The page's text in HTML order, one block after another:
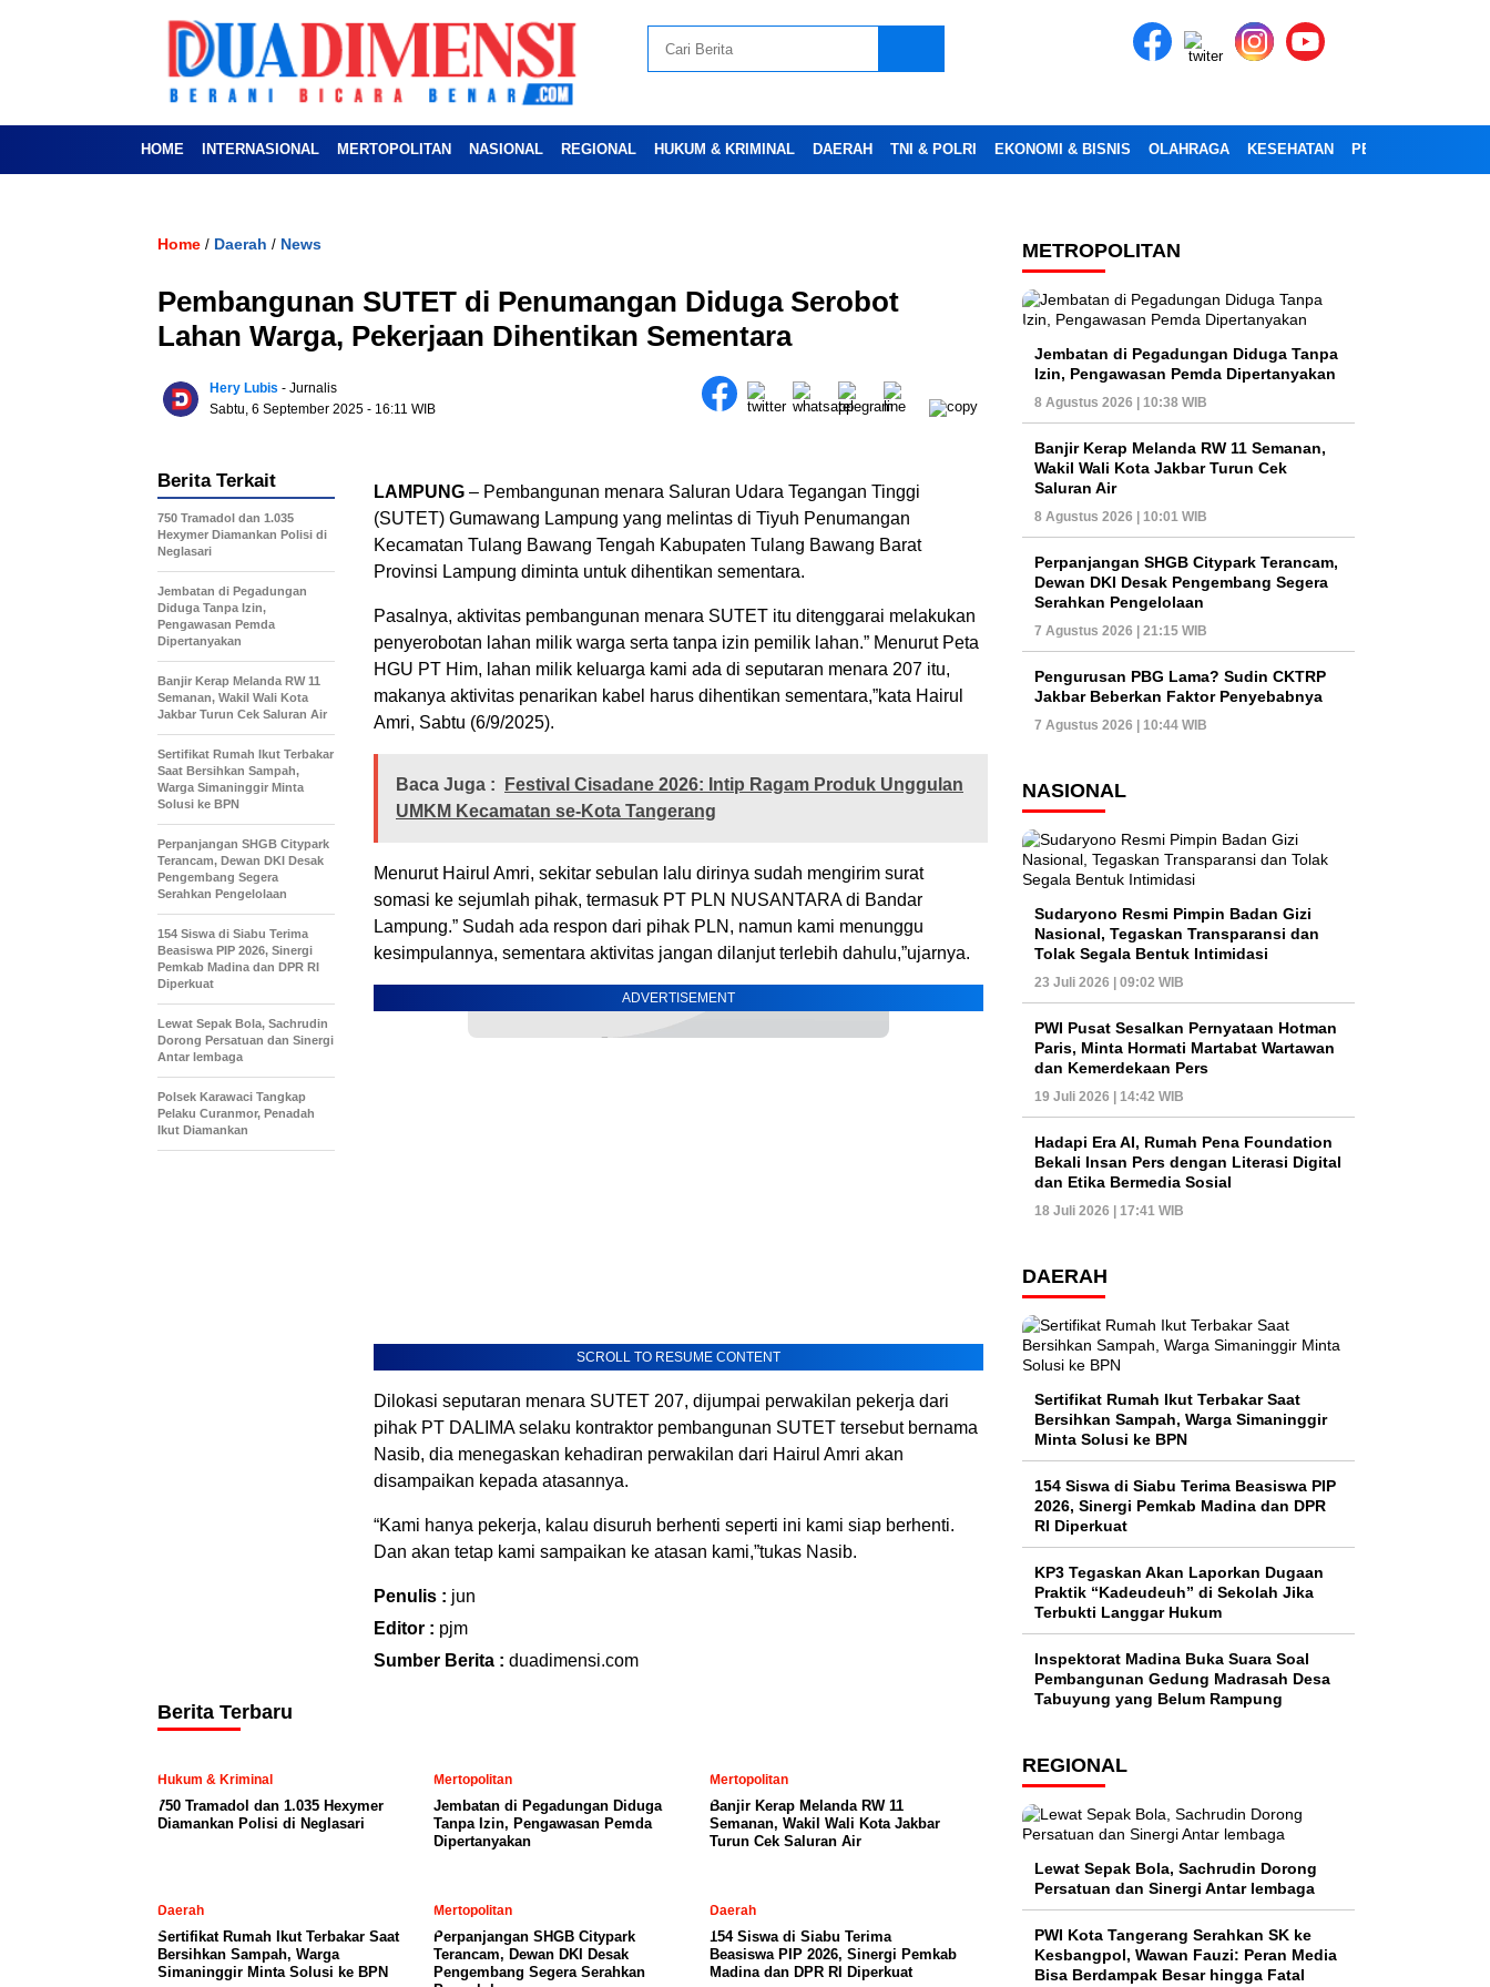
HOME INTERNASIONAL MERTOPOLITAN NASIONAL REGIONAL HUKUM & KRIMINAL DAERAH TNI & POLRI EKONOMI & BISNIS OLAHRAGA KESEHATAN PENDIDIKAN
Home / Daerah / News
Pembangunan SUTET di Penumangan Diduga Serobot
Lahan Warga, Pekerjaan Dihentikan Sementara
Hery Lubis - Jurnalis
Sabtu, 6 September 2025 - 16:11 WIB
LAMPUNG – Pembangunan menara Saluran Udara Tegangan Tinggi
(SUTET) Gumawang Lampung yang melintas di Tiyuh Penumangan
Kecamatan Tulang Bawang Tengah Kabupaten Tulang Bawang Barat
Provinsi Lampung diminta untuk dihentikan sementara.
Pasalnya, aktivitas pembangunan menara SUTET itu ditenggarai melakukan
penyerobotan lahan milik warga serta tanpa izin pemilik lahan.” Menurut Peta
HGU PT Him, lahan milik keluarga kami ada di seputaran menara 207 itu,
makanya aktivitas penarikan kabel harus dihentikan sementara,”kata Hairul
Amri, Sabtu (6/9/2025).
Baca Juga :
Festival Cisadane 2026: Intip Ragam Produk Unggulan
UMKM Kecamatan se-Kota Tangerang
Menurut Hairul Amri, sekitar sebulan lalu dirinya sudah mengirim surat
somasi ke sejumlah pihak, termasuk PT PLN NUSANTARA di Bandar
Lampung.” Sudah ada respon dari pihak PLN, namun kami menunggu
kesimpulannya, sementara aktivitas jangan dilanjut terlebih dahulu,”ujarnya.
ADVERTISEMENT
SCROLL TO RESUME CONTENT
Dilokasi seputaran menara SUTET 207, dijumpai perwakilan pekerja dari
pihak PT DALIMA selaku kontraktor pembangunan SUTET tersebut bernama
Nasib, dia menegaskan kehadiran perwakilan dari Hairul Amri akan
disampaikan kepada atasannya.
“Kami hanya pekerja, kalau disuruh berhenti seperti ini kami siap berhenti.
Dan akan tetap kami sampaikan ke atasan kami,”tukas Nasib.
Penulis : jun
Editor : pjm
Sumber Berita : duadimensi.com
Berita Terkait
750 Tramadol dan 1.035
Hexymer Diamankan Polisi di
Neglasari
Jembatan di Pegadungan
Diduga Tanpa Izin,
Pengawasan Pemda
Dipertanyakan
Banjir Kerap Melanda RW 11
Semanan, Wakil Wali Kota
Jakbar Turun Cek Saluran Air
Sertifikat Rumah Ikut Terbakar
Saat Bersihkan Sampah,
Warga Simaninggir Minta
Solusi ke BPN
Perpanjangan SHGB Citypark
Terancam, Dewan DKI Desak
Pengembang Segera
Serahkan Pengelolaan
154 Siswa di Siabu Terima
Beasiswa PIP 2026, Sinergi
Pemkab Madina dan DPR RI
Diperkuat
Lewat Sepak Bola, Sachrudin
Dorong Persatuan dan Sinergi
Antar lembaga
Polsek Karawaci Tangkap
Pelaku Curanmor, Penadah
Ikut Diamankan
Berita Terbaru
Hukum & Kriminal
750 Tramadol dan 1.035 Hexymer
Diamankan Polisi di Neglasari
Mertopolitan
Jembatan di Pegadungan Diduga
Tanpa Izin, Pengawasan Pemda
Dipertanyakan
Mertopolitan
Banjir Kerap Melanda RW 11
Semanan, Wakil Wali Kota Jakbar
Turun Cek Saluran Air
Daerah
Sertifikat Rumah Ikut Terbakar Saat
Bersihkan Sampah, Warga
Simaninggir Minta Solusi ke BPN
Mertopolitan
Perpanjangan SHGB Citypark
Terancam, Dewan DKI Desak
Pengembang Segera Serahkan
Daerah
154 Siswa di Siabu Terima
Beasiswa PIP 2026, Sinergi Pemkab
Madina dan DPR RI Diperkuat
METROPOLITAN
Jembatan di Pegadungan Diduga Tanpa
Izin, Pengawasan Pemda Dipertanyakan
8 Agustus 2026 | 10:38 WIB
Banjir Kerap Melanda RW 11 Semanan,
Wakil Wali Kota Jakbar Turun Cek
Saluran Air
8 Agustus 2026 | 10:01 WIB
Perpanjangan SHGB Citypark Terancam,
Dewan DKI Desak Pengembang Segera
Serahkan Pengelolaan
7 Agustus 2026 | 21:15 WIB
Pengurusan PBG Lama? Sudin CKTRP
Jakbar Beberkan Faktor Penyebabnya
7 Agustus 2026 | 10:44 WIB
NASIONAL
Sudaryono Resmi Pimpin Badan Gizi
Nasional, Tegaskan Transparansi dan
Tolak Segala Bentuk Intimidasi
23 Juli 2026 | 09:02 WIB
PWI Pusat Sesalkan Pernyataan Hotman
Paris, Minta Hormati Martabat Wartawan
dan Kemerdekaan Pers
19 Juli 2026 | 14:42 WIB
Hadapi Era AI, Rumah Pena Foundation
Bekali Insan Pers dengan Literasi Digital
dan Etika Bermedia Sosial
18 Juli 2026 | 17:41 WIB
DAERAH
Sertifikat Rumah Ikut Terbakar Saat
Bersihkan Sampah, Warga Simaninggir
Minta Solusi ke BPN
154 Siswa di Siabu Terima Beasiswa PIP
2026, Sinergi Pemkab Madina dan DPR
RI Diperkuat
KP3 Tegaskan Akan Laporkan Dugaan
Praktik “Kadeudeuh” di Sekolah Jika
Terbukti Langgar Hukum
Inspektorat Madina Buka Suara Soal
Pembangunan Gedung Madrasah Desa
Tabuyung yang Belum Rampung
REGIONAL
Lewat Sepak Bola, Sachrudin Dorong
Persatuan dan Sinergi Antar lembaga
PWI Kota Tangerang Serahkan SK ke
Kesbangpol, Wawan Fauzi: Peran Media
Bisa Berdampak Besar hingga Fatal